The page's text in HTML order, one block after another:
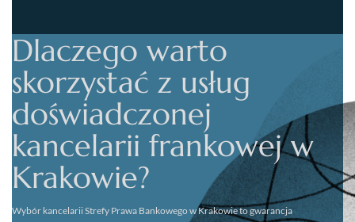
Dlaczego warto
skorzystać z usług
doświadczonej
kancelarii frankowej w
Krakowie?
Wybór kancelariiStrefy Prawa Bankowego w Krakowieto gwarancja